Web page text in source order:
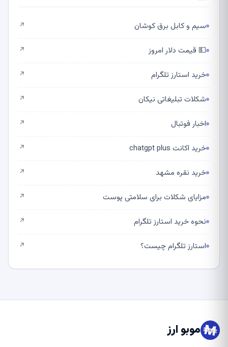
سیم و کابل برق کوشان ↗
💵 قیمت دلار امروز ↗
خرید استارز تلگرام ↗
شکلات تبلیغاتی نیکان ↗
اخبار فوتبال ↗
خرید اکانت chatgpt plus ↗
خرید نقره مشهد ↗
مزایای شکلات برای سلامتی پوست ↗
نحوه خرید استارز تلگرام ↗
استارز تلگرام چیست؟ ↗
موبو ارز